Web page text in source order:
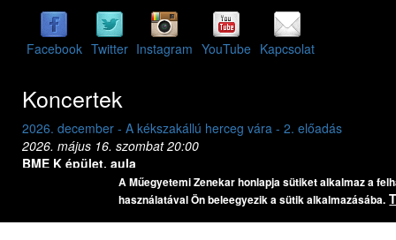
Facebook Twitter Instagram YouTube Kapcsolat
Koncertek
2026. december - A kékszakállú herceg vára - 2. előadás
2026. május 16. szombat 20:00
BME K épület, aula
Bartók Béla: A kékszakállú herceg vára
A Műegyetemi Zenekar honlapja sütiket alkalmaz a
használatával Ön beleegyezik a sütik alkalmazásába.